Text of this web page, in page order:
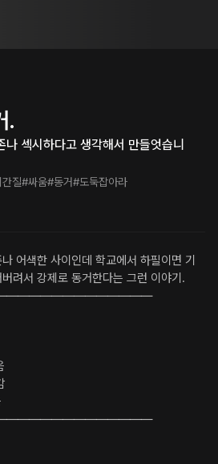
.
섹시하다고 생각해서 만들엇습니
질#싸움#동거#도둑잡아라
어색한 사이인데 학교에서 하필이면 기
려서 강제로 동거한다는 그런 이야기.